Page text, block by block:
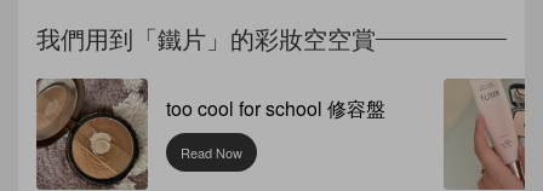
我們用到「鐵片」的彩妝空空賞
too cool for school 修容盤
Read Now